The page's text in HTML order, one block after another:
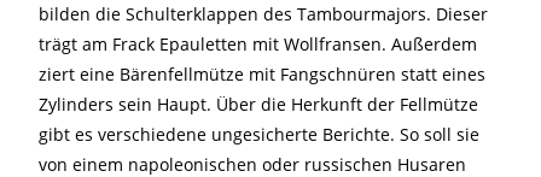
bilden die Schulterklappen des Tambourmajors. Dieser
trägt am Frack Epauletten mit Wollfransen. Außerdem
ziert eine Bärenfellmütze mit Fangschnüren statt eines
Zylinders sein Haupt. Über die Herkunft der Fellmütze
gibt es verschiedene ungesicherte Berichte. So soll sie
von einem napoleonischen oder russischen Husaren